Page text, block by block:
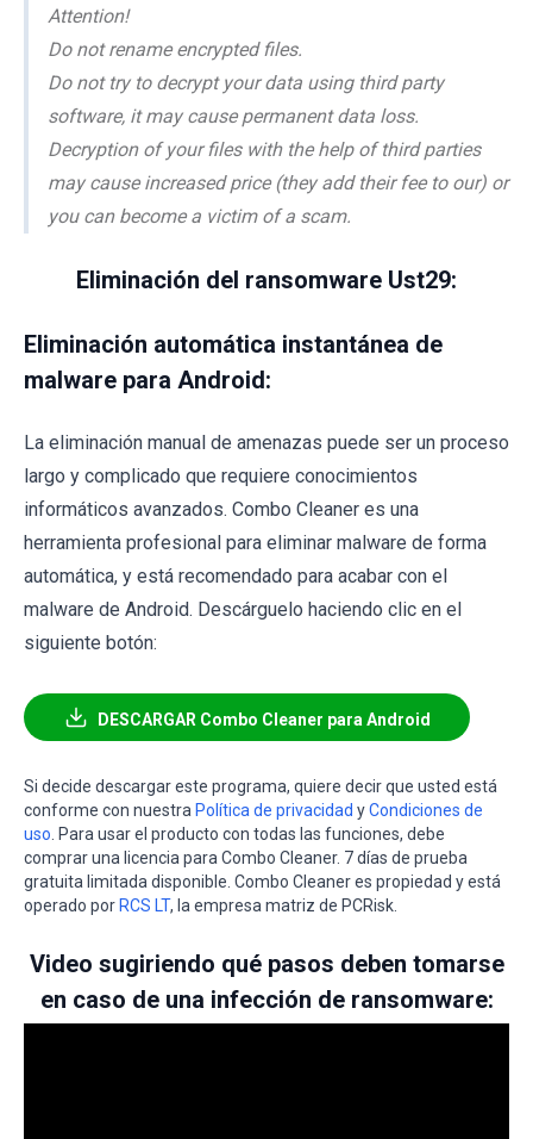
Attention!
Do not rename encrypted files.
Do not try to decrypt your data using third party
software, it may cause permanent data loss.
Decryption of your files with the help of third parties
may cause increased price (they add their fee to our) or
you can become a victim of a scam.
Eliminación del ransomware Ust29:
Eliminación automática instantánea de
malware para Android:
La eliminación manual de amenazas puede ser un proceso
largo y complicado que requiere conocimientos
informáticos avanzados. Combo Cleaner es una
herramienta profesional para eliminar malware de forma
automática, y está recomendado para acabar con el
malware de Android. Descárguelo haciendo clic en el
siguiente botón:
DESCARGAR Combo Cleaner para Android
Si decide descargar este programa, quiere decir que usted está
conforme con nuestra Política de privacidad yCondiciones de
uso . Para usar el producto con todas las funciones, debe
comprar una licencia para Combo Cleaner. 7 días de prueba
gratuita limitada disponible. Combo Cleaner es propiedad y está
operado porRCS LT, la empresa matriz de PCRisk.
Video sugiriendo qué pasos deben tomarse
en caso de una infección de ransomware: